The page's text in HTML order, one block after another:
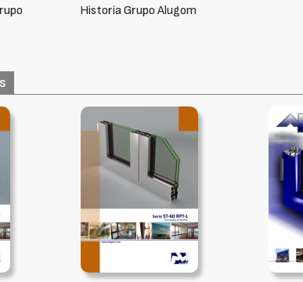
Historia Grupo Alugom